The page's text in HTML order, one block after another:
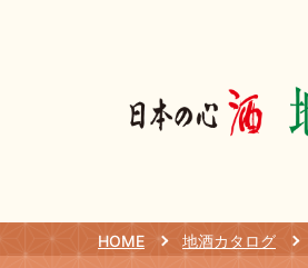
HOME 地酒カタログ